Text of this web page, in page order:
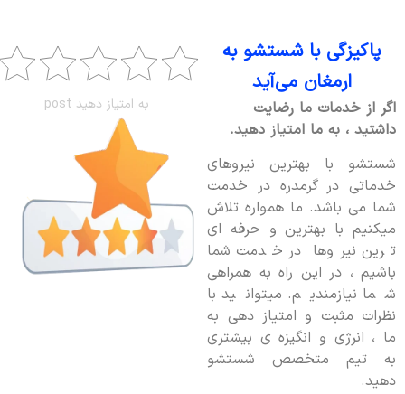
پاکیزگی با شستشو به
ارمغان می‌آید
اگر از خدمات ما رضایت
داشتید ، به ما امتیاز دهید.
شستشو با بهترین نیروهای
خدماتی در گرمدره در خدمت
شما می باشد. ما همواره تلاش
میکنیم با بهترین و حرفه ای
ترین نیروها در خدمت شما
باشیم ، در این راه به همراهی
شما نیازمندیم. میتوانید با
نظرات مثبت و امتیاز دهی به
ما ، انرژی و انگیزه ی بیشتری
به تیم متخصص شستشو
دهید.
به امتیاز دهید post